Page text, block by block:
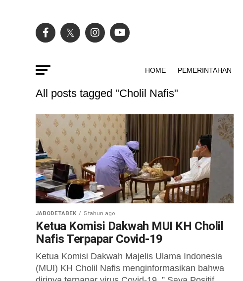
HOME PEMERINTAHAN
All posts tagged "Cholil Nafis"
JABODETABEK 5 tahun ago
Ketua Komisi Dakwah MUI KH Cholil
Nafis Terpapar Covid-19
Ketua Komisi Dakwah Majelis Ulama Indonesia
(MUI) KH Cholil Nafis menginformasikan bahwa